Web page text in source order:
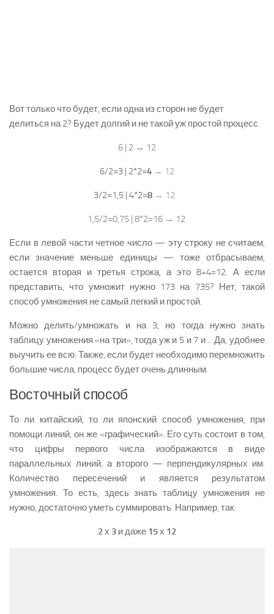
Вот только что будет, если одна из сторон не будет
делиться на 2? Будет долгий и не такой уж простой процесс.
6 | 2 → 12
6/2=3 | 2*2=4 → 12
3/2=1,5 | 4*2=8 → 12
1,5/2=0,75 | 8*2=16 → 12
Если в левой части четное число — эту строку не считаем,
если значение меньше единицы — тоже отбрасываем,
остается вторая и третья строка, а это 8+4=12. А если
представить, что умножит нужно 173 на 735? Нет, такой
способ умножения не самый легкий и простой.
Можно делить/умножать и на 3, но тогда нужно знать
таблицу умножения «на три», тогда уж и 5 и 7 и… Да, удобнее
выучить ее всю. Также, если будет необходимо перемножить
большие числа, процесс будет очень длинным.
Восточный способ
То ли китайский, то ли японский способ умножения, при
помощи линий, он же «графический». Его суть состоит в том,
что цифры первого числа изображаются в виде
параллельных линий, а второго — перпендикулярных им.
Количество пересечений и является результатом
умножения. То есть, здесь знать таблицу умножения не
нужно, достаточно уметь суммировать. Например, так:
2х 3 и даже 15х 12